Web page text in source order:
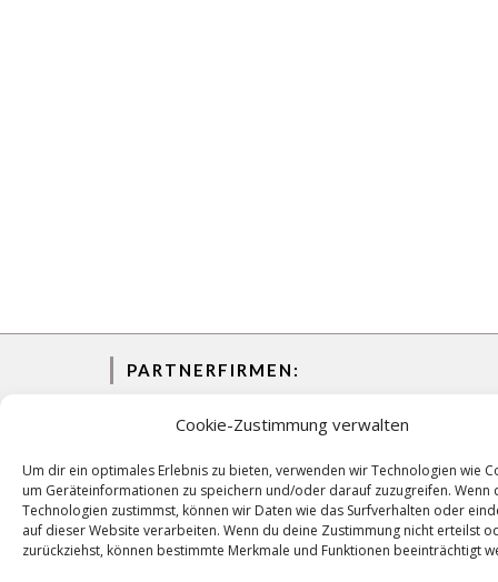
Cookie-Zustimmung verwalten
Um dir ein optimales Erlebnis zu bieten, verwenden wir Technologien wie
um Geräteinformationen zu speichern und/oder darauf zuzugreifen. Wenn
Technologien zustimmst, können wir Daten wie das Surfverhalten oder
auf dieser Website verarbeiten. Wenn du deine Zustimmung nicht erteilst
zurückziehst, können bestimmte Merkmale und Funktionen beeinträchtigt
PARTNERFIRMEN: